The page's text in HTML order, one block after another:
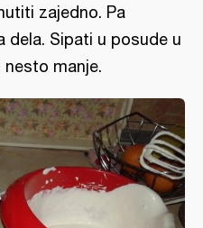
zajedno. Pa
dela. Sipati u posude u
nesto manje.